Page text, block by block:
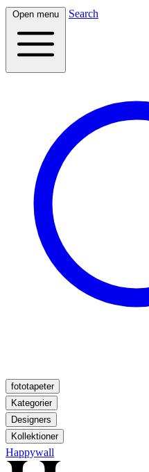
Open menu Search
fototapeter
Kategorier
Designers
Kollektioner
Happywall